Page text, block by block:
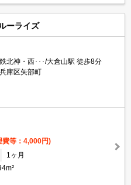
ーライズ
北神・西･･･/大倉山駅 徒歩8分
庫区矢部町
費等：4,000円)
1ヶ月